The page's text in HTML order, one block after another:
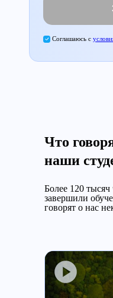
Соглашаюсь с
Что
наши
Более 120
завершили
говорят о нас